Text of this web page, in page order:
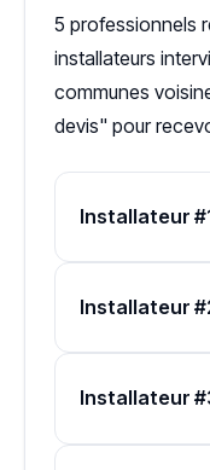
5 professionnels
installateurs
communes
devis" pour